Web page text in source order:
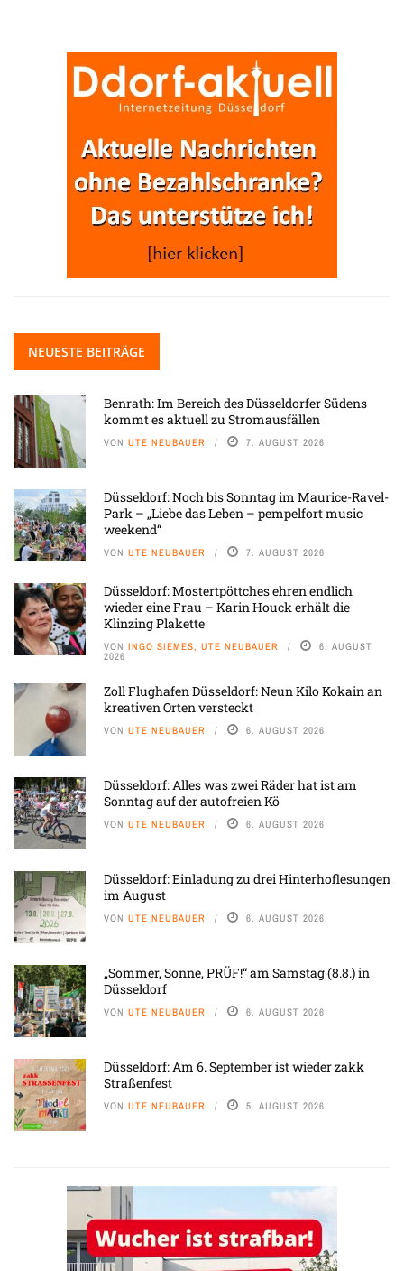
NEUESTE BEITRÄGE
Benrath: Im Bereich des Düsseldorfer Südens
kommt es aktuell zu Stromausfällen
VON UTE NEUBAUER 7. AUGUST 2026
Düsseldorf: Noch bis Sonntag im Maurice-Ravel-
Park – „Liebe das Leben – pempelfort music
weekend“
VON UTE NEUBAUER 7. AUGUST 2026
Düsseldorf: Mostertpöttches ehren endlich
wieder eine Frau – Karin Houck erhält die
Klinzing Plakette
VON INGO SIEMES, UTE NEUBAUER 6. AUGUST
2026
Zoll Flughafen Düsseldorf: Neun Kilo Kokain an
kreativen Orten versteckt
VON UTE NEUBAUER 6. AUGUST 2026
Düsseldorf: Alles was zwei Räder hat ist am
Sonntag auf der autofreien Kö
VON UTE NEUBAUER 6. AUGUST 2026
Düsseldorf: Einladung zu drei Hinterhoflesungen
im August
VON UTE NEUBAUER 6. AUGUST 2026
„Sommer, Sonne, PRÜF!“ am Samstag (8.8.) in
Düsseldorf
VON UTE NEUBAUER 6. AUGUST 2026
Düsseldorf: Am 6. September ist wieder zakk
Straßenfest
VON UTE NEUBAUER 5. AUGUST 2026